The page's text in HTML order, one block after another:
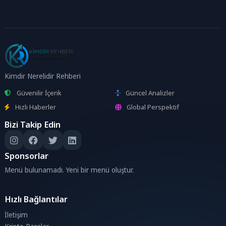
Kimdir Nerelidir Rehberi
Güvenilir İçerik
Güncel Analizler
Hızlı Haberler
Global Perspektif
Bizi Takip Edin
Sponsorlar
Menü bulunamadı. Yeni bir menü oluştur.
Hızlı Bağlantılar
İletişim